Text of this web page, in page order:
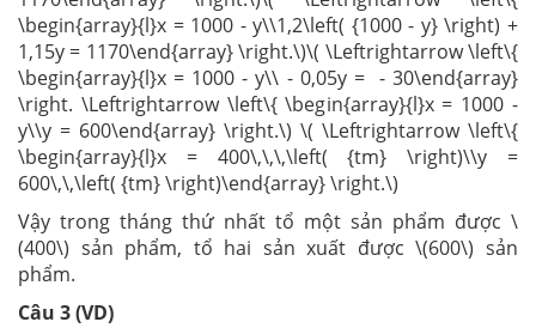
\begin{array}{l}x = 1000 - y\\1,2\left( {1000 - y} \right) +
1,15y = 1170\end{array} \right.\)\( \Leftrightarrow \left\{
\begin{array}{l}x = 1000 - y\\ - 0,05y = - 30\end{array}
\right. \Leftrightarrow \left\{ \begin{array}{l}x = 1000 -
y\\y = 600\end{array} \right.\) \( \Leftrightarrow \left\{
\begin{array}{l}x = 400\,\,\,\left( {tm} \right)\\y =
600\,\,\left( {tm} \right)\end{array} \right.\)
Vậy trong tháng thứ nhất tổ một sản phẩm được \
(400\) sản phẩm, tổ hai sản xuất được \(600\) sản
phẩm.
Câu 3 (VD)